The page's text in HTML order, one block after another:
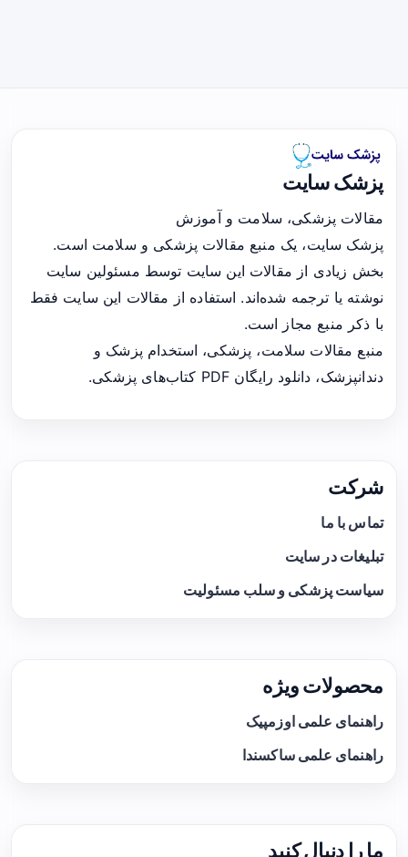
پزشک سایت
مقالات پزشکی، سلامت و آموزش
پزشک سایت، یک منبع مقالات پزشکی و سلامت است.
بخش زیادی از مقالات این سایت توسط مسئولین سایت
نوشته یا ترجمه شده‌اند. استفاده از مقالات این سایت فقط
با ذکر منبع مجاز است.
منبع مقالات سلامت، پزشکی، استخدام پزشک و
دندانپزشک، دانلود رایگان PDF کتاب‌های پزشکی.
شرکت
تماس با ما
تبلیغات در سایت
سیاست پزشکی و سلب مسئولیت
محصولات ویژه
راهنمای علمی اوزمپیک
راهنمای علمی ساکسندا
ما را دنبال کنید